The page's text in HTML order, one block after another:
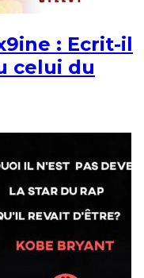
: Ecrit-il
celui du